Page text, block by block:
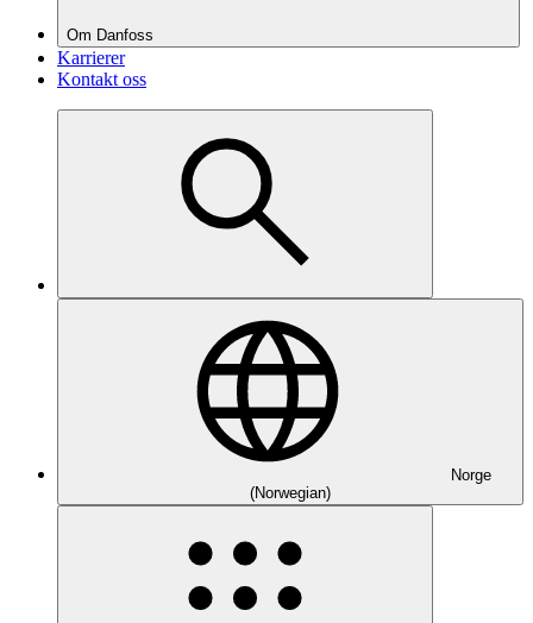
Om Danfoss
Karrierer
Kontakt oss
Norge
(Norwegian)